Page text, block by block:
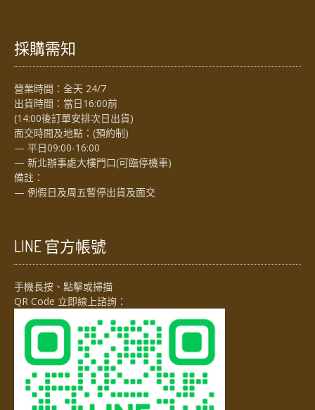
採購需知
營業時間：全天 24/7
出貨時間：當日16:00前
(14:00後訂單安排次日出貨)
面交時間及地點：(預約制)
— 平日09:00-16:00
— 新北辦事處大樓門口(可臨停機車)
備註：
— 例假日及周五暫停出貨及面交
LINE 官方帳號
手機長按、點擊或掃描
QR Code 立即線上諮詢：